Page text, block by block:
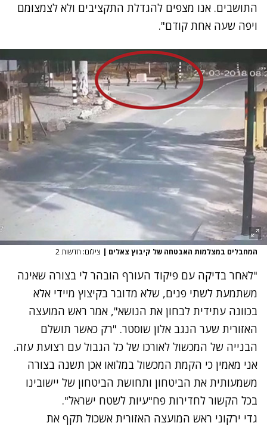
התושבים. אנו מצפים להגדלת התקציבים ולא לצמצומם
ויפה שעה אחת קודם".
המחבלים במצלמות האבטחה של קיבוץ צאלים | צילום: חדשות 2
"לאחר בדיקה עם פיקוד העורף הובהר לי בצורה שאינה
משתמעת לשתי פנים, שלא מדובר בקיצוץ מיידי אלא
בכוונה עתידית לבחון את הנושא", אמר ראש המועצה
האזורית שער הנגב אלון שוסטר. "רק כאשר תושלם
הבנייה של המכשול לאורכו של כל הגבול עם רצועת עזה.
אני מאמין כי הקמת המכשול במלואו אכן תשנה בצורה
משמעותית את הביטחון ותחושת הביטחון של יישובינו
בכל הקשור לחדירות פח"עיות לשטח ישראל".
גדי ירקוני ראש המועצה האזורית אשכול תקף את